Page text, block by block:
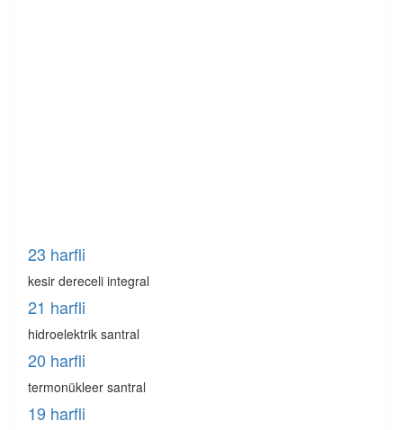
23 harfli
kesir dereceli integral
21 harfli
hidroelektrik santral
20 harfli
termonükleer santral
19 harfli